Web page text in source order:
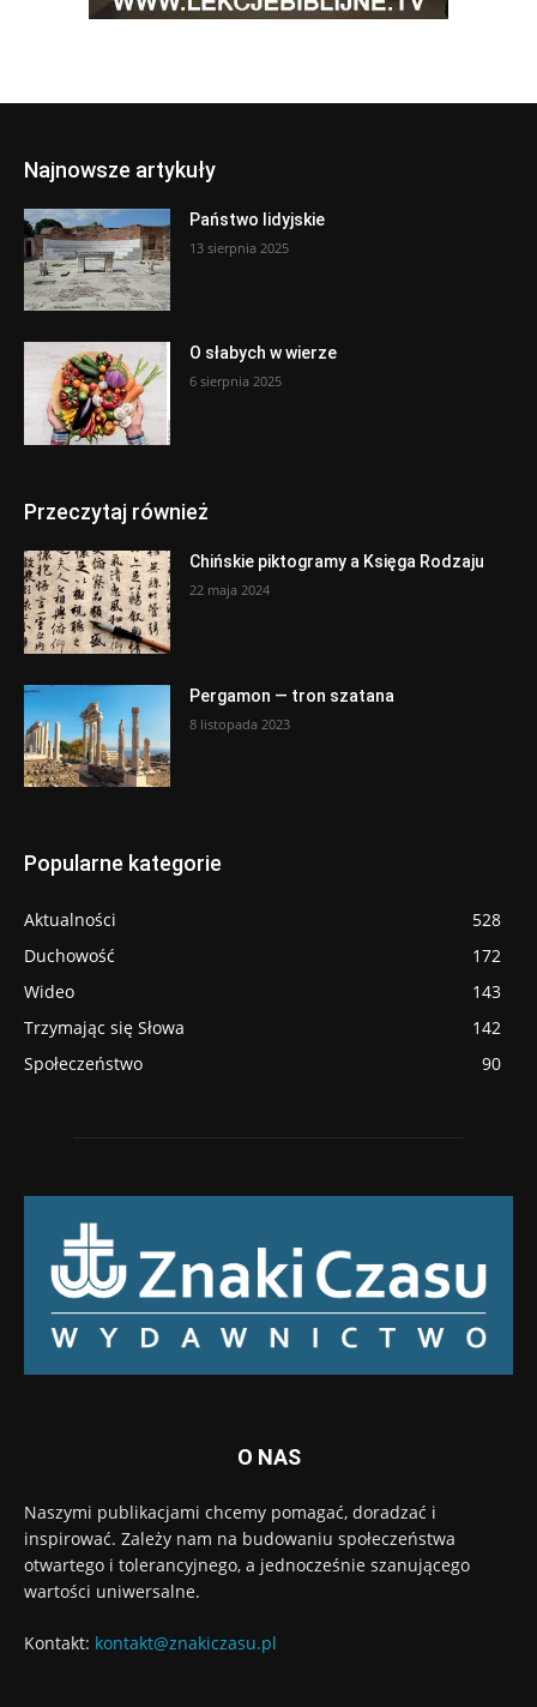
Najnowsze artykuły
Państwo lidyjskie
13 sierpnia 2025
O słabych w wierze
6 sierpnia 2025
Przeczytaj również
Chińskie piktogramy a Księga Rodzaju
22 maja 2024
Pergamon — tron szatana
8 listopada 2023
Popularne kategorie
Aktualności
528
Duchowość
172
Wideo
143
Trzymając się Słowa
142
Społeczeństwo
90
O NAS
Naszymi publikacjami chcemy pomagać, doradzać i
inspirować. Zależy nam na budowaniu społeczeństwa
otwartego i tolerancyjnego, a jednocześnie szanującego
wartości uniwersalne.
Kontakt: kontakt@znakiczasu.pl